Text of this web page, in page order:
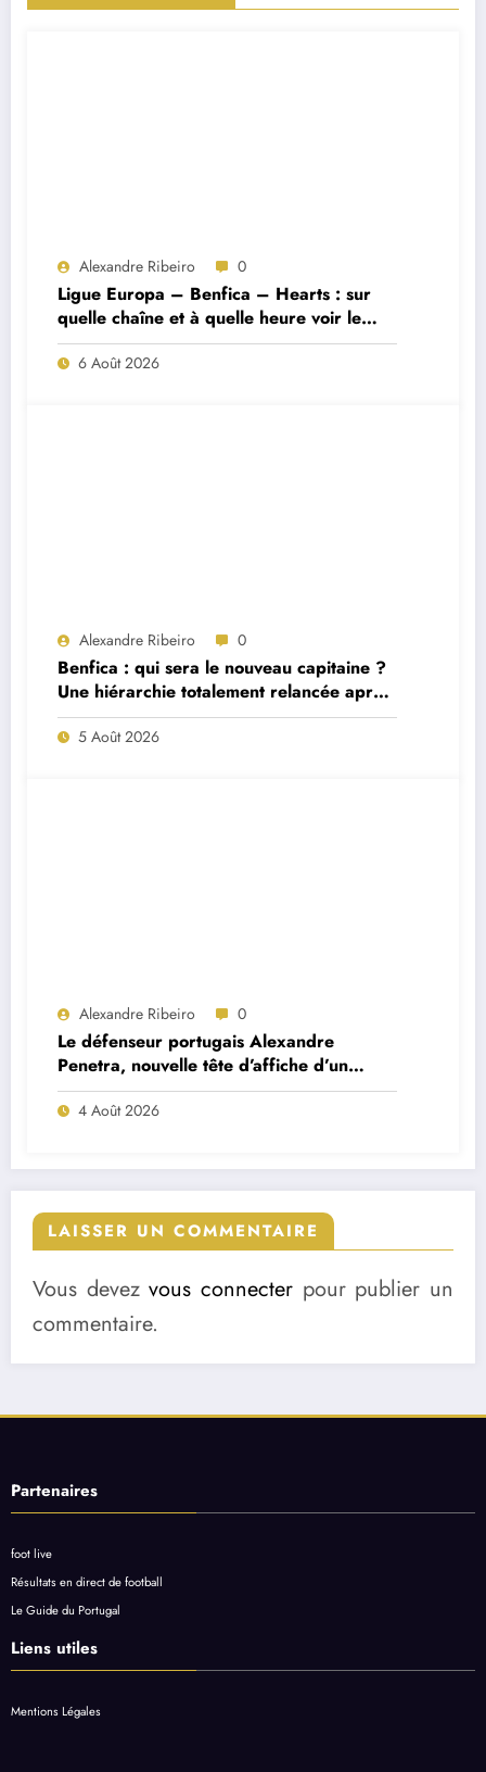
Alexandre Ribeiro 0
Ligue Europa – Benfica – Hearts : sur
quelle chaîne et à quelle heure voir le
match ?
6 Août 2026
Alexandre Ribeiro 0
Benfica : qui sera le nouveau capitaine ?
Une hiérarchie totalement relancée après
deux départs majeurs
5 Août 2026
Alexandre Ribeiro 0
Le défenseur portugais Alexandre
Penetra, nouvelle tête d’affiche d’un
projet très ambitieux
4 Août 2026
LAISSER UN COMMENTAIRE
Vous devezvous connecter pour publier un
commentaire.
Partenaires
foot live
Résultats en direct de football
Le Guide du Portugal
Liens utiles
Mentions Légales